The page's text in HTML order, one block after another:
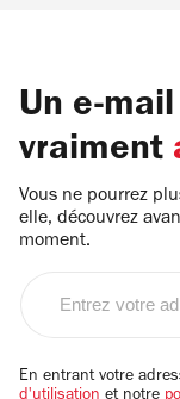
Un e-
vraiment
Vous ne pourrez
elle, découvrez
moment.
email
En entrant votre